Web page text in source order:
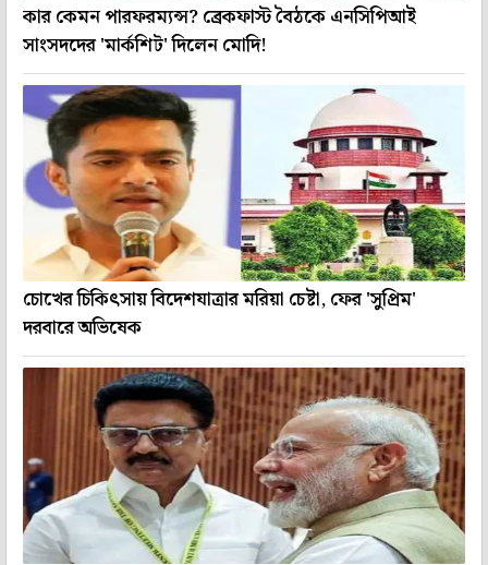
কার কেমন পারফরম্যন্স? ব্রেকফাস্ট বৈঠকে এনসিপিআই
সাংসদদের 'মার্কশিট' দিলেন মোদি!
চোখের চিকিৎসায় বিদেশযাত্রার মরিয়া চেষ্টা, ফের 'সুপ্রিম'
দরবারে অভিষেক